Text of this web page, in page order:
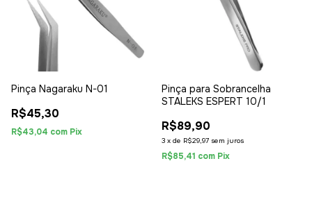
Pinça Nagaraku N-01
R$45,30
R$43,04 com Pix
Pinça para Sobrancelha
STALEKS ESPERT 10/1
R$89,90
3 x de R$29,97 sem juros
R$85,41 com Pix